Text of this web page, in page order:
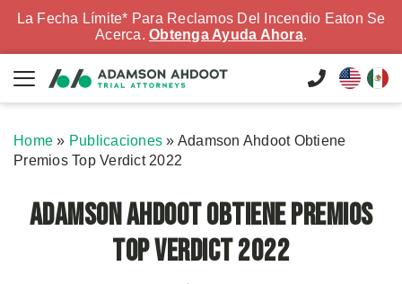
La Fecha Límite* Para Reclamos Del Incendio Eaton Se
Acerca. Obtenga Ayuda Ahora.
Home » Publicaciones » Adamson Ahdoot Obtiene
Premios Top Verdict 2022
Adamson Ahdoot Obtiene Premios
Top Verdict 2022